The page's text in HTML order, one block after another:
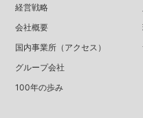
経営戦略
会社概要
国内事業所（アクセス）
グループ会社
100年の歩み